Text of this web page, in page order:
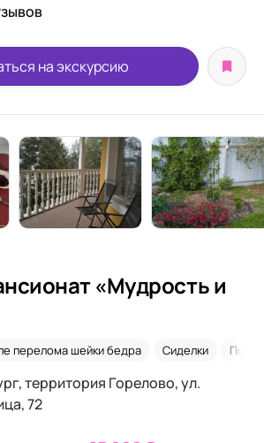
на экскурсию
«Мудрость и
перелома шейки бедра Сиделки
ул.
72